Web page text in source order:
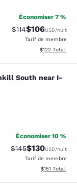
Économiser 7 %
Tarif barré :
$114Tarif réduit :
$106USD/nuit
Tarif de membre
Afficher les
$122 Total
South
South near I-
Économiser 10 %
Tarif barré :
$145Tarif réduit :
$130USD/nuit
Tarif de membre
Afficher les
$151 Total